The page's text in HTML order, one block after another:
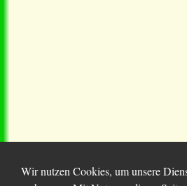
Wir nutzen Cookies, um unsere